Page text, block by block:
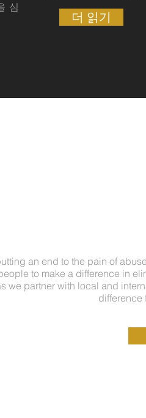
심
더 읽기
an end to the pain of
to make a difference in
we partner with local and
difference